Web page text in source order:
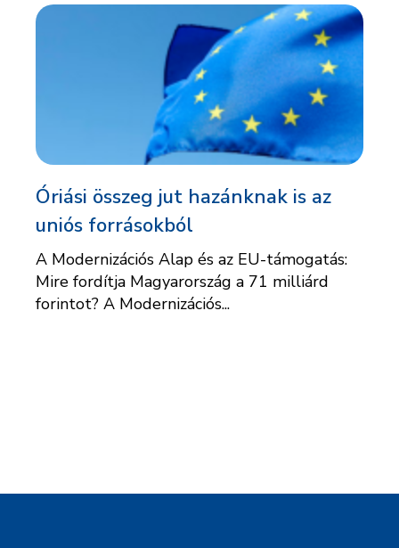
Óriási összeg jut hazánknak is az
uniós forrásokból
A Modernizációs Alap és az EU-támogatás:
Mire fordítja Magyarország a 71 milliárd
forintot? A Modernizációs...